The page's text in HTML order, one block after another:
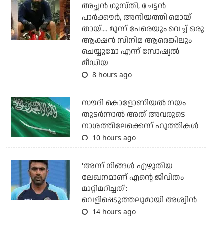
അച്ഛന്‍ ഗുസ്തി, ചേട്ടന്‍
പാര്‍ക്കൗര്‍, അനിയത്തി മൊയ്
തായ്.... മൂന്ന് പേരെയും വെച്ച് ഒരു
ആക്ഷന്‍ സിനിമ ആരെങ്കിലും
ചെയ്യുമോ എന്ന് സോഷ്യല്‍
മീഡിയ
8 hours ago
സൗദി കൊളോണിയല്‍ നയം
തുടര്‍ന്നാല്‍ അത് അവരുടെ
നാശത്തിലേക്കെന്ന് ഹൂത്തികള്‍
10 hours ago
'അന്ന് നിങ്ങള്‍ എഴുതിയ
ലേഖനമാണ് എന്റെ ജീവിതം
മാറ്റിമറിച്ചത്':
വെളിപ്പെടുത്തലുമായി അശ്വിന്‍
14 hours ago